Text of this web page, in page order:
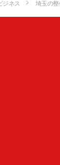
ジネス 埼玉の